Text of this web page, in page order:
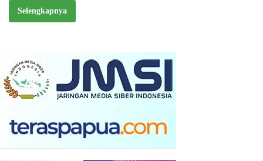
Selengkapnya